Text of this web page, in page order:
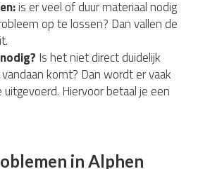
is er veel of duur materiaal nodig
op te lossen? Dan vallen de
Is het niet direct duidelijk
komt? Dan wordt er vaak
Hiervoor betaal je een
in Alphen